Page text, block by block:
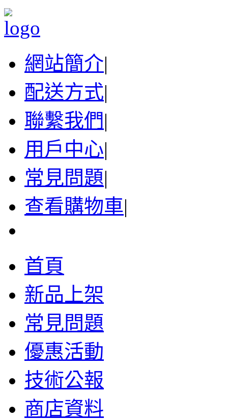
網站簡介|
配送方式|
聯繫我們|
用戶中心|
常見問題|
查看購物車|
首頁
新品上架
常見問題
優惠活動
技術公報
商店資料